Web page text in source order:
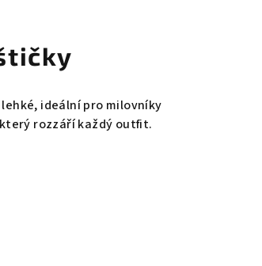
ideální pro milovníky
rozzáří každý outfit.